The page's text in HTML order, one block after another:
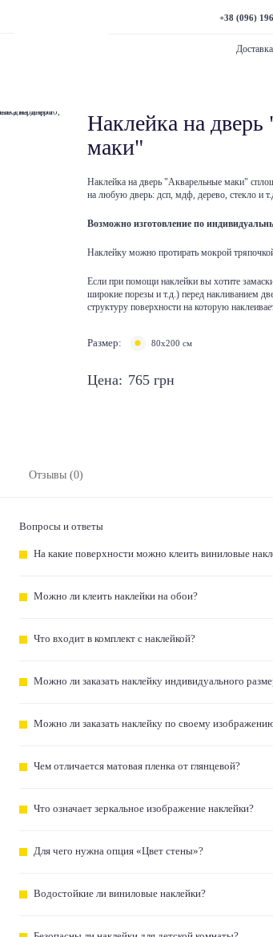
+38 (096)
Наклейка на
маки"
Наклейка на дверь "Акварельные маки"
на любую дверь: дсп, мдф, дерево, стекло и
Возможно изготовление по
Наклейку можно протирать мокрой
Если при помощи наклейки вы хотите
широкие порезы и т.д.) перед накливанием
структуру поверхности на которую
Размер: 80х200 см
Цена: 765 грн
Отзывы (0)
Вопросы и ответы
На какие поверхности можно клеить виниловые
Можно ли клеить наклейки на обои?
Что входит в комплект с наклейкой?
Можно ли заказать наклейку индивидуального
Можно ли заказать наклейку по своему
Чем отличается матовая пленка от глянцевой?
Что означает зеркальное изображение наклейки?
Для чего нужна опция «Цвет стены»?
Водостойкие ли виниловые наклейки?